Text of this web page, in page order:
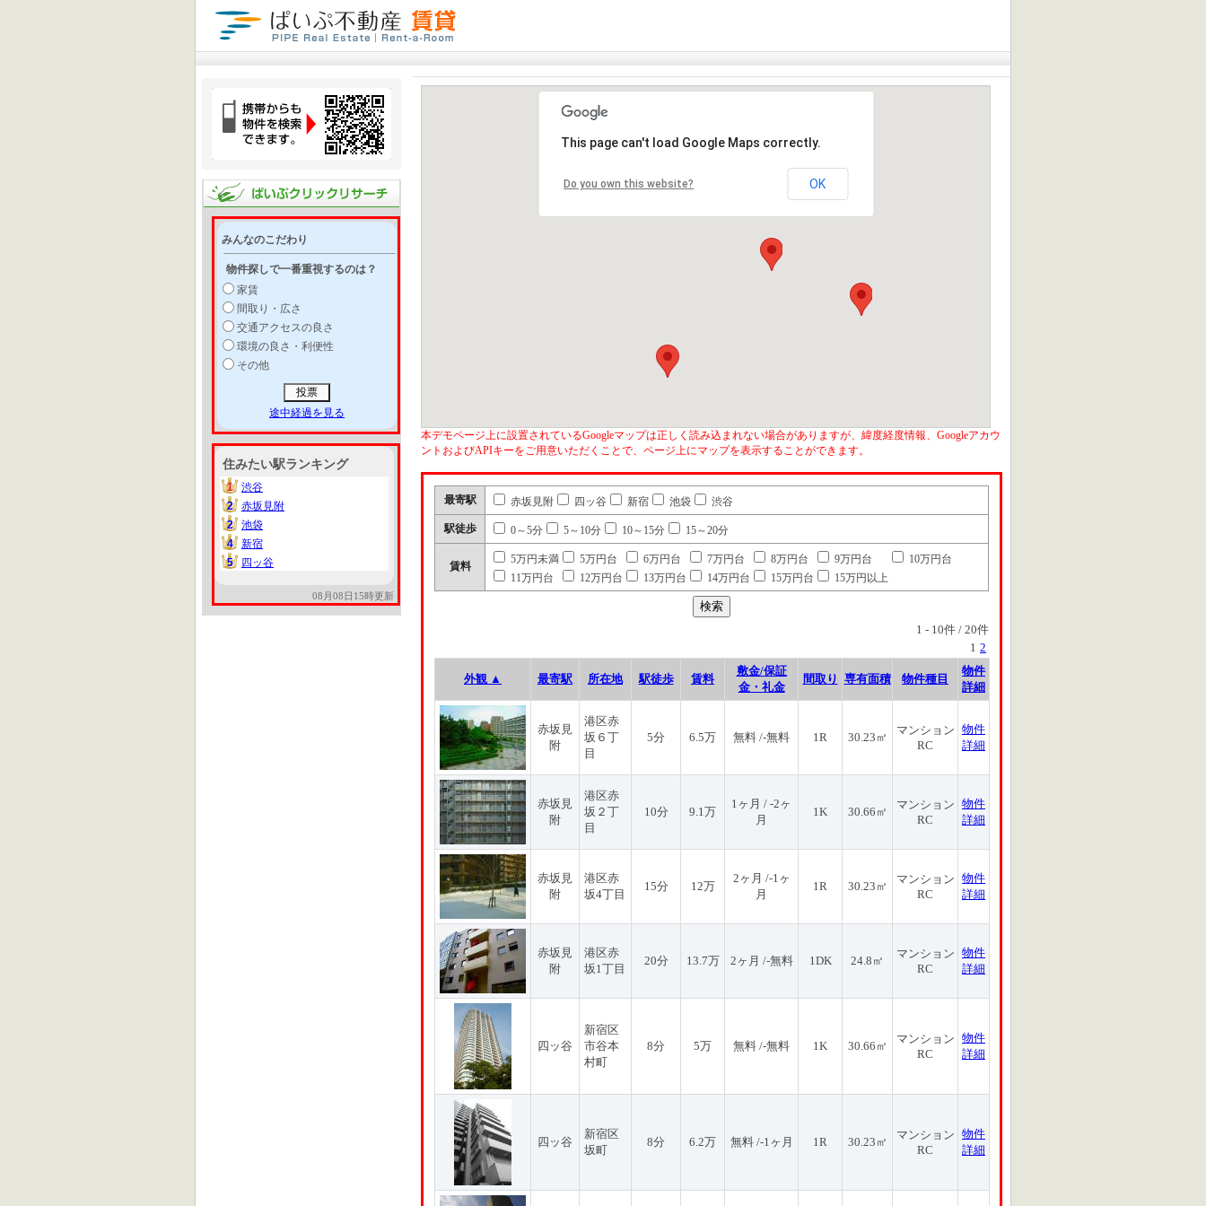
みんなのこだわり
物件探しで一番重視するのは？
家賃
間取り・広さ
交通アクセスの良さ
環境の良さ・利便性
その他
途中経過を見る
住みたい駅ランキング
1
1
渋谷
2
2
赤坂見附
2
2
池袋
4
4
新宿
5
5 四ッ谷
08月08日15時更新
This page can't load Google Maps correctly.
Do you own this website? OK
本デモページ上に設置されているGoogleマップは正しく読み込まれない場合がありますが、緯度経度情報、Googleアカウ
ントおよびAPIキーをご用意いただくことで、ページ上にマップを表示することができます。
最寄駅 赤坂見附 四ッ谷 新宿 池袋 渋谷
駅徒歩 0～5分 5～10分 10～15分 15～20分
賃料
5万円未満 5万円台 6万円台 7万円台 8万円台 9万円台
10万円台
11万円台
12万円台 13万円台 14万円台 15万円台 15万円以上
1 - 10件 / 20件
1 2
外観 ▲ 最寄駅 所在地 駅徒歩 賃料
敷金/保証
金・礼金
間取り 専有面積 物件種目
物件
詳細
赤坂見
附
港区赤
坂６丁
目
5分 6.5万 無料 /-無料 1R 30.23㎡
マンション
RC
物件
詳細
赤坂見
附
港区赤
坂２丁
目
10分 9.1万
1ヶ月 / -2ヶ
月
1K 30.66㎡
マンション
RC
物件
詳細
赤坂見
附
港区赤
坂4丁目
15分 12万
2ヶ月 /-1ヶ
月
1R 30.23㎡
マンション
RC
物件
詳細
赤坂見
附
港区赤
坂1丁目
20分 13.7万 2ヶ月 /-無料 1DK 24.8㎡
マンション
RC
物件
詳細
四ッ谷
新宿区
市谷本
村町
8分 5万 無料 /-無料 1K 30.66㎡
マンション
RC
物件
詳細
四ッ谷
新宿区
坂町
8分 6.2万 無料 /-1ヶ月 1R 30.23㎡
マンション
RC
物件
詳細